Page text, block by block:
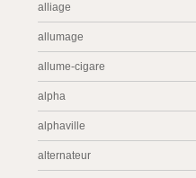
alliage
allumage
allume-cigare
alpha
alphaville
alternateur